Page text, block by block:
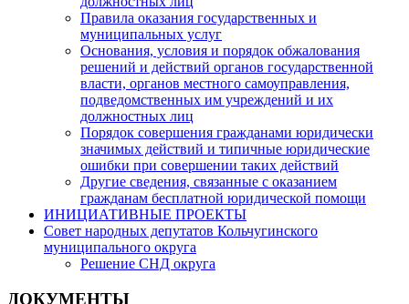
Правила оказания государственных и
муниципальных услуг
Основания, условия и порядок обжалования
решений и действий органов государственной
власти, органов местного самоуправления,
подведомственных им учреждений и их
должностных лиц
Порядок совершения гражданами юридически
значимых действий и типичные юридические
ошибки при совершении таких действий
Другие сведения, связанные с оказанием
гражданам бесплатной юридической помощи
ИНИЦИАТИВНЫЕ ПРОЕКТЫ
Совет народных депутатов Кольчугинского
муниципального округа
Решение СНД округа
ДОКУМЕНТЫ